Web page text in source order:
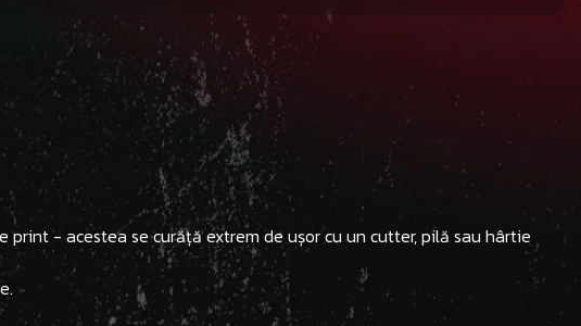
- acestea se curăță extrem de ușor cu un cutter, pilă sau hârtie